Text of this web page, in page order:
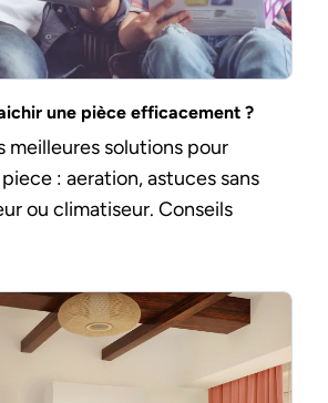
une pièce efficacement ?
meilleures solutions pour
: aeration, astuces sans
ou climatiseur. Conseils